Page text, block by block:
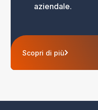
aziendale.
Scopri di più